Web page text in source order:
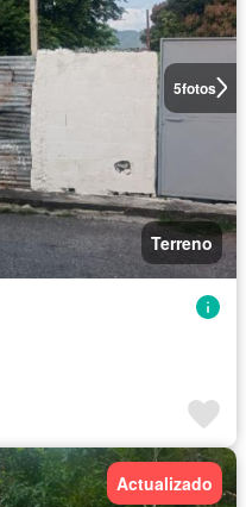
5fotos
Terreno
Actualizado